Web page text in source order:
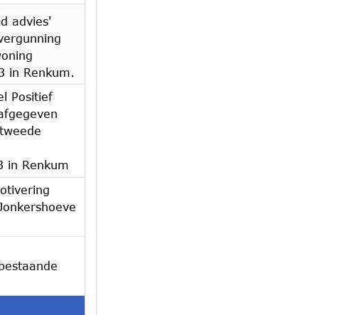
advies'
in Renkum.
Positief
in Renkum